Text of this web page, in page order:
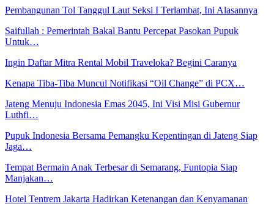
Pembangunan Tol Tanggul Laut Seksi I Terlambat, Ini Alasannya
Saifullah : Pemerintah Bakal Bantu Percepat Pasokan Pupuk
Untuk…
Ingin Daftar Mitra Rental Mobil Traveloka? Begini Caranya
Kenapa Tiba-Tiba Muncul Notifikasi “Oil Change” di PCX…
Jateng Menuju Indonesia Emas 2045, Ini Visi Misi Gubernur
Luthfi…
Pupuk Indonesia Bersama Pemangku Kepentingan di Jateng Siap
Jaga…
Tempat Bermain Anak Terbesar di Semarang, Funtopia Siap
Manjakan…
Hotel Tentrem Jakarta Hadirkan Ketenangan dan Kenyamanan